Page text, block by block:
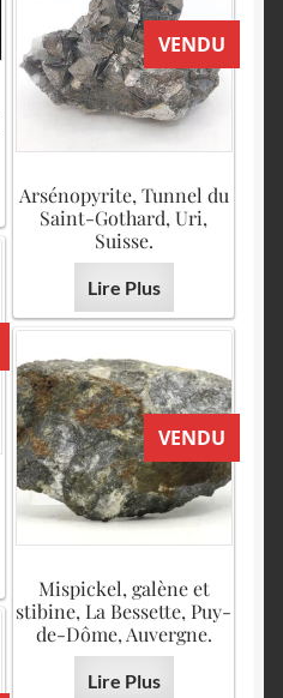
VENDU
Arsénopyrite, Tunnel du
Saint-Gothard, Uri,
Suisse.
Lire Plus
VENDU
Mispickel, galène et
stibine, La Bessette, Puy-
de-Dôme, Auvergne.
Lire Plus